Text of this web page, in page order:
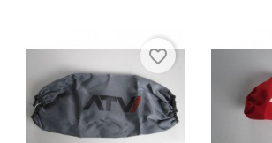
favorite_border